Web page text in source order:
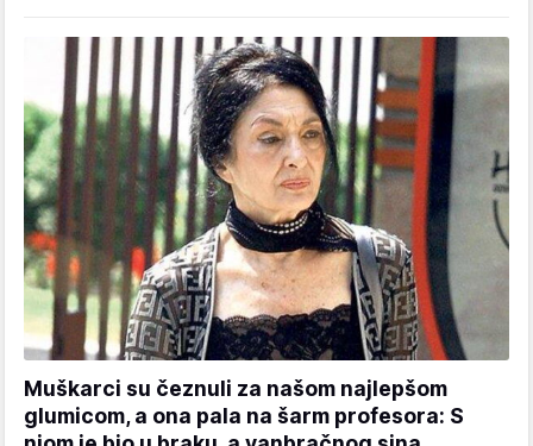
Muškarci su čeznuli za našom najlepšom
glumicom, a ona pala na šarm profesora: S